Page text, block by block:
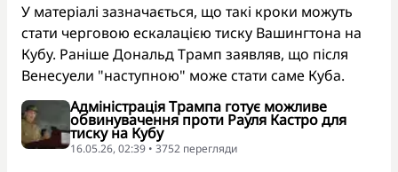
У матеріалі зазначається, що такі кроки можуть
стати черговою ескалацією тиску Вашингтона на
Кубу. Раніше Дональд Трамп заявляв, що після
Венесуели "наступною" може стати саме Куба.
Адміністрація Трампа готує можливе
обвинувачення проти Рауля Кастро для
тиску на Кубу
16.05.26, 02:39 • 3752 перегляди